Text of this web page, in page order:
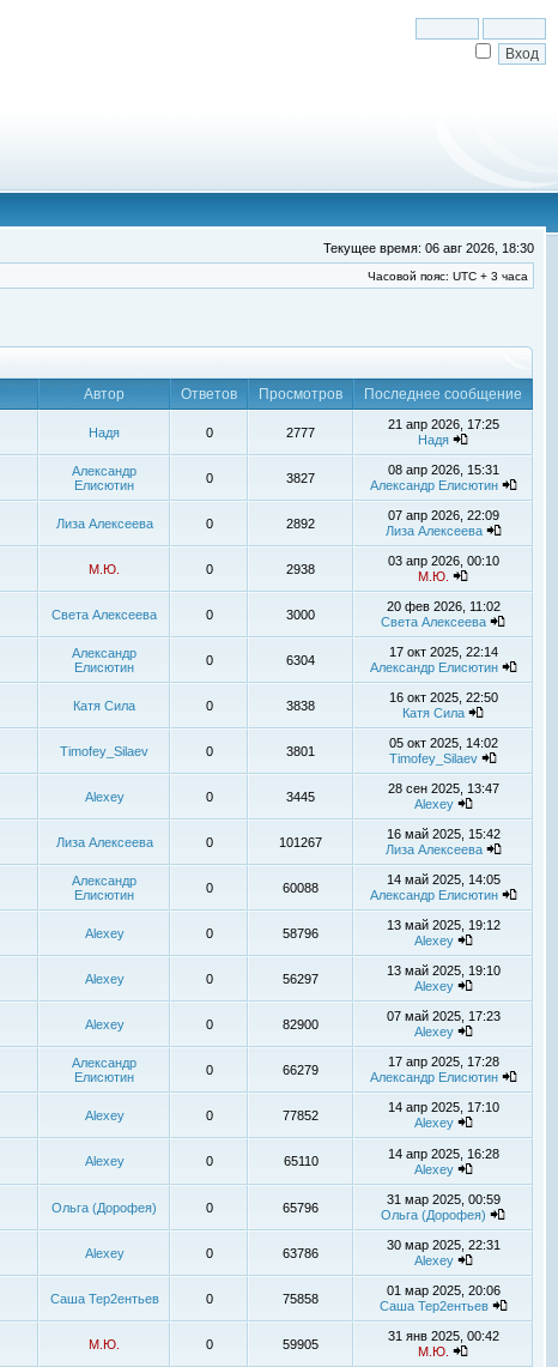
Текущее время: 06 авг 2026, 18:30
Часовой пояс: UTC + 3 часа
Автор Ответов Просмотров
Последнее сообщение
Надя 0 2777
21 апр 2026, 17:25
Надя
Александр
Елисютин
0 3827
08 апр 2026, 15:31
Александр Елисютин
Лиза Алексеева 0 2892
07 апр 2026, 22:09
Лиза Алексеева
М.Ю. 0 2938
03 апр 2026, 00:10
М.Ю.
Света Алексеева 0 3000
20 фев 2026, 11:02
Света Алексеева
Александр
Елисютин
0 6304
17 окт 2025, 22:14
Александр Елисютин
Катя Сила 0 3838
16 окт 2025, 22:50
Катя Сила
Timofey_Silaev 0 3801
05 окт 2025, 14:02
Timofey_Silaev
Alexey 0 3445
28 сен 2025, 13:47
Alexey
Лиза Алексеева 0 101267
16 май 2025, 15:42
Лиза Алексеева
Александр
Елисютин
0 60088
14 май 2025, 14:05
Александр Елисютин
Alexey 0 58796
13 май 2025, 19:12
Alexey
Alexey 0 56297
13 май 2025, 19:10
Alexey
Alexey 0 82900
07 май 2025, 17:23
Alexey
Александр
Елисютин
0 66279
17 апр 2025, 17:28
Александр Елисютин
Alexey 0 77852
14 апр 2025, 17:10
Alexey
Alexey 0 65110
14 апр 2025, 16:28
Alexey
Ольга (Дорофея) 0 65796
31 мар 2025, 00:59
Ольга (Дорофея)
Alexey 0 63786
30 мар 2025, 22:31
Alexey
Саша Тер2ентьев 0 75858
01 мар 2025, 20:06
Саша Тер2ентьев
М.Ю. 0 59905
31 янв 2025, 00:42
М.Ю.